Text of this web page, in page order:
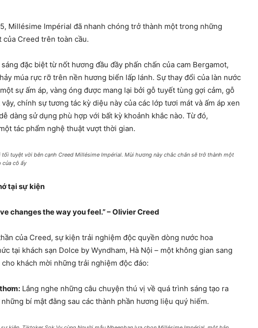
Millésime Impérial đã nhanh chóng trở thành một trong những
của Creed trên toàn cầu.
đặc biệt từ nốt hương đầu đầy phấn chấn của cam Bergamot,
múa rực rỡ trên nền hương biển lấp lánh. Sự thay đổi của làn nước
sự ấm áp, vàng óng được mang lại bởi gỗ tuyết tùng gợi cảm, gỗ
chính sự tương tác kỳ diệu này của các lớp tươi mát và ấm áp xen
dàng sử dụng phù hợp với bất kỳ khoảnh khắc nào. Từ đó,
tác phẩm nghệ thuật vượt thời gian.
tuyệt vời bên cạnh Creed Millésime Impérial. Mùi hương này chắc chắn sẽ trở thành một
của cô ấy
tại sự kiện
changes the way you feel.” – Olivier Creed
của Creed, sự kiện trải nghiệm độc quyền dòng nước hoa
tại khách sạn Dolce by Wyndham, Hà Nội – một không gian sang
khách mời những trải nghiệm độc đáo:
Lắng nghe những câu chuyện thú vị về quá trình sáng tạo ra
bí mật đằng sau các thành phần hương liệu quý hiếm.